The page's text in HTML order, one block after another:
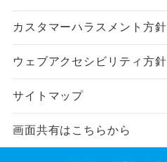
カスタマーハラスメント方針
ウェブアクセシビリティ方針
サイトマップ
画面共有はこちらから